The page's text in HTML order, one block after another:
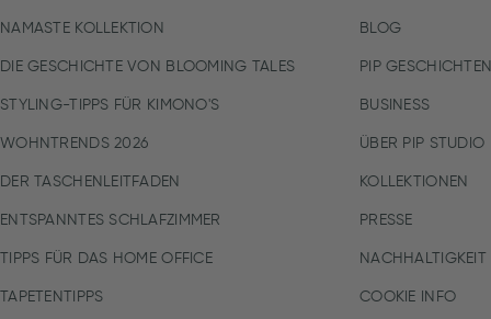
NAMASTE KOLLEKTION
DIE GESCHICHTE VON BLOOMING TALES
STYLING-TIPPS FÜR KIMONO'S
WOHNTRENDS 2026
DER TASCHENLEITFADEN
ENTSPANNTES SCHLAFZIMMER
TIPPS FÜR DAS HOME OFFICE
TAPETENTIPPS
BLOG
PIP GESCHICHTEN
BUSINESS
ÜBER PIP STUDIO
KOLLEKTIONEN
PRESSE
NACHHALTIGKEIT
COOKIE INFO